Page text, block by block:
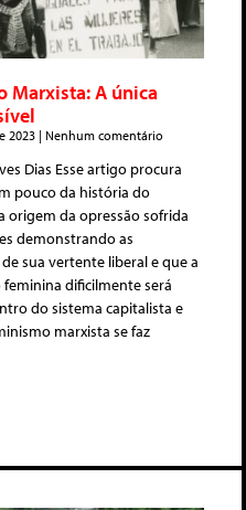
Marxista: A única
2023 Nenhum comentário
Dias Esse artigo procura
pouco da história do
origem da opressão sofrida
demonstrando as
sua vertente liberal e que a
feminina dificilmente será
do sistema capitalista e
marxista se faz